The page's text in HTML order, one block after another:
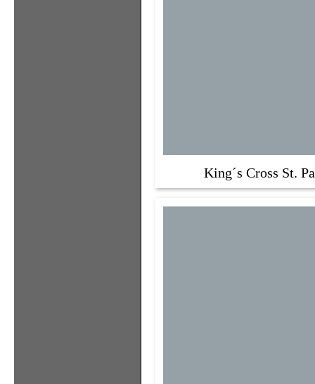
King´s Cross St.